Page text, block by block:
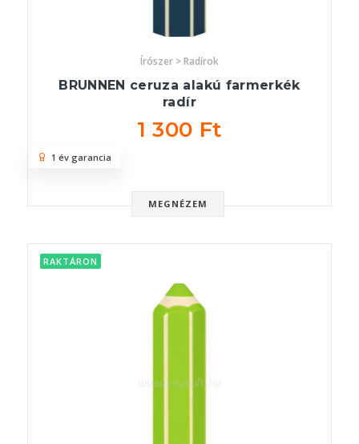
Írószer > Radírok
BRUNNEN ceruza alakú farmerkék
radír
1 300 Ft
MEGNÉZEM
1 év garancia
RAKTÁRON